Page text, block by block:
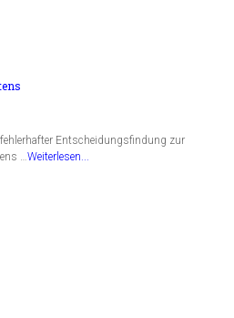
Entscheidungsfindung zur
…Weiterlesen...